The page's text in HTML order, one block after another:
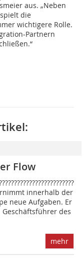
aus. „Neben
die
wichtigere Rolle.
Partnern
Flow
innerhalb der
neue Aufgaben. Er
des
mehr